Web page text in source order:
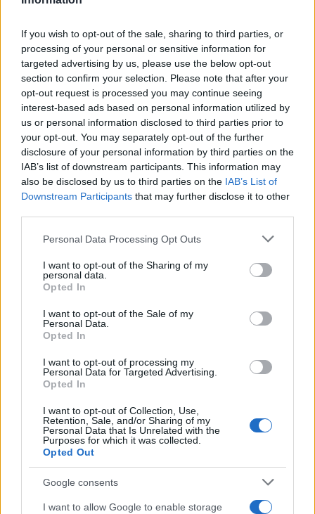
If you wish to opt-out of the sale, sharing to third parties, or
processing of your personal or sensitive information for
targeted advertising by us, please use the below opt-out
section to confirm your selection. Please note that after your
opt-out request is processed you may continue seeing
interest-based ads based on personal information utilized by
us or personal information disclosed to third parties prior to
your opt-out. You may separately opt-out of the further
disclosure of your personal information by third parties on the
IAB’s list of downstream participants. This information may
also be disclosed by us to third parties on the IAB’s List of
Downstream Participants that may further disclose it to other
Please note that this website/app uses one or more Google
not limited to your visit or usage behaviour. You may click to
grant or deny consent to Google and its third-party tags to
use your data for below specified purposes in below Google
consent section.
Personal Data Processing Opt Outs
I want to opt-out of the Sharing of my
personal data.
Opted In
I want to opt-out of the Sale of my
Personal Data.
Opted In
I want to opt-out of processing my
Personal Data for Targeted Advertising.
Opted In
I want to opt-out of Collection, Use,
Retention, Sale, and/or Sharing of my
Personal Data that Is Unrelated with the
Purposes for which it was collected.
Opted Out
Google consents
I want to allow Google to enable storage
Implementar estas estrategias no solo reduce el
consumo de agua, sino que también mantiene
altos estándares de higiene en la cocina. La clave
está en la planificación y el uso responsable de los
recursos, asegurando que la seguridad alimentaria
no se vea comprometida.
Diego Romero trabajó en cocinas de Madrid y
Sevilla durante quince años antes de pasar al
periodismo gastronómico. Especializado en
recetas tradicionales reinterpretadas.